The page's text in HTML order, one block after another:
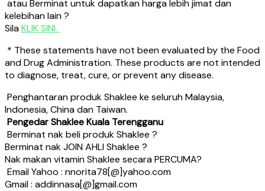
atau Berminat untuk dapatkan harga lebih jimat dan
kelebihan lain ?
SilaKLIK SINI.
* These statements have not been evaluated by the Food
and Drug Administration. These products are not intended
to diagnose, treat, cure, or prevent any disease.
Penghantaran produk Shaklee ke seluruh Malaysia,
Indonesia, China dan Taiwan.
Pengedar Shaklee Kuala Terengganu
Berminat nak beli produk Shaklee ?
Berminat nak JOIN AHLI Shaklee ?
Nak makan vitamin Shaklee secara PERCUMA?
Email Yahoo : nnorita78[@]yahoo.com
Gmail : addinnasa[@]gmail.com